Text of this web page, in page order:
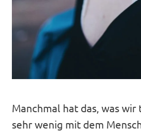
Manchmal hat das, was wir
sehr wenig mit dem